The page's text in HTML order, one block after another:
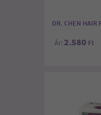
DR. CHEN HAIR
Ár: 2.580 Ft